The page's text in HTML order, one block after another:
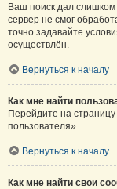
Ваш поиск дал слишком
сервер не смог
точно задавайте
осуществлён.
Вернуться к началу
Как мне найти
Перейдите на
пользователя».
Вернуться к началу
Как мне найти свои